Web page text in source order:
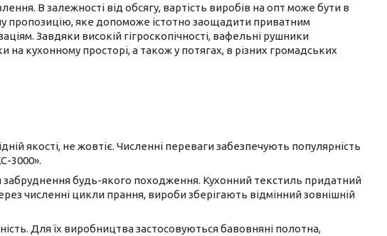
В залежності від обсягу, вартість виробів на опт може бути в
пропозицію, яке допоможе істотно заощадити приватним
Завдяки високій гігроскопічності, вафельні рушники
кухонному просторі, а також у потягах, в різних громадських
якості, не жовтіє. Численні переваги забезпечують популярність
3000».
забруднення будь-якого походження. Кухонний текстиль придатний
численні цикли прання, вироби зберігають відмінний зовнішній
Для їх виробництва застосовуються бавовняні полотна,